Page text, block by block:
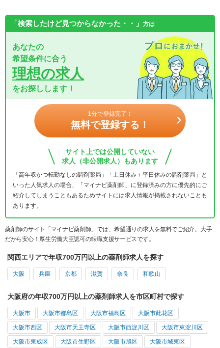
「検索したけど見つからなかった・・」 方は
あなたの
希望条件に合う
理想の求人
をお探しします！
1分で登録完了！
無料で登録する！
サイト上では公開していない
求人（非公開求人）もあります
「高年収かつ転勤なしの調剤薬局」「土日休み＋平日休みの調剤薬局」と
いった人気求人の場合、「マイナビ薬剤師」に登録済みの方に優先的にご
紹介してしまうこともあるためサイトには求人情報が掲載されないことも
あります。
薬剤師のサイト「マイナビ薬剤師」では、希望通りの求人を無料でご紹介。大手
だから安心！厚生労働大臣認可の転職支援サービスです。
関西エリアで年収700万円以上の薬剤師求人を探す
大阪 兵庫 京都 滋賀 奈良 和歌山
大阪府の年収700万円以上の薬剤師求人を市区町村で探す
大阪市 大阪市都島区 大阪市福島区 大阪市此花区
大阪市西区 大阪市天王寺区 大阪市西淀川区 大阪市東淀川区
大阪市東成区 大阪市生野区 大阪市旭区 大阪市城東区